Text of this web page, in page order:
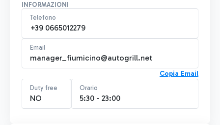
INFORMAZIONI
Telefono
+39 0665012279
Email
manager_fiumicino@autogrill.net
Copia Email
Duty free
NO
Orario
5:30 - 23:00